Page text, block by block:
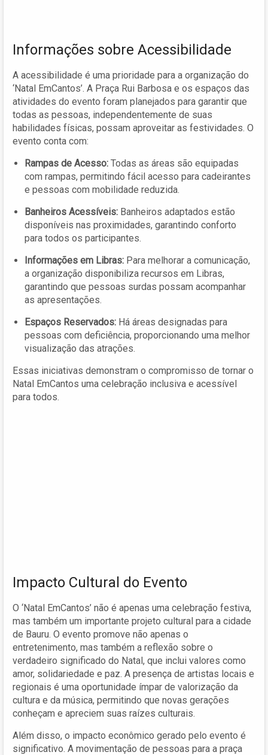
Informações sobre Acessibilidade
A acessibilidade é uma prioridade para a organização do
‘Natal EmCantos’. A Praça Rui Barbosa e os espaços das
atividades do evento foram planejados para garantir que
todas as pessoas, independentemente de suas
habilidades físicas, possam aproveitar as festividades. O
evento conta com:
Rampas de Acesso: Todas as áreas são equipadas
com rampas, permitindo fácil acesso para cadeirantes
e pessoas com mobilidade reduzida.
Banheiros Acessíveis: Banheiros adaptados estão
disponíveis nas proximidades, garantindo conforto
para todos os participantes.
Informações em Libras: Para melhorar a comunicação,
a organização disponibiliza recursos em Libras,
garantindo que pessoas surdas possam acompanhar
as apresentações.
Espaços Reservados: Há áreas designadas para
pessoas com deficiência, proporcionando uma melhor
visualização das atrações.
Essas iniciativas demonstram o compromisso de tornar o
Natal EmCantos uma celebração inclusiva e acessível
para todos.
Impacto Cultural do Evento
O ‘Natal EmCantos’ não é apenas uma celebração festiva,
mas também um importante projeto cultural para a cidade
de Bauru. O evento promove não apenas o
entretenimento, mas também a reflexão sobre o
verdadeiro significado do Natal, que inclui valores como
amor, solidariedade e paz. A presença de artistas locais e
regionais é uma oportunidade ímpar de valorização da
cultura e da música, permitindo que novas gerações
conheçam e apreciem suas raízes culturais.
Além disso, o impacto econômico gerado pelo evento é
significativo. A movimentação de pessoas para a praça